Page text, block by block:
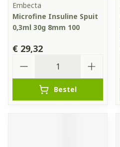
Embecta
Microfine Insuline Spuit
0,3ml 30g 8mm 100
€ 29,32
Bestel